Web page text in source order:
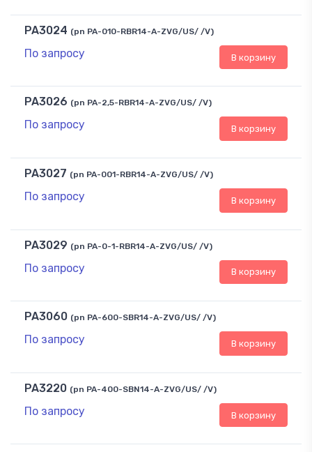
PA3024 (pn PA-010-RBR14-A-ZVG/US/ /V)
По запросу В корзину
PA3026 (pn PA-2,5-RBR14-A-ZVG/US/ /V)
По запросу В корзину
PA3027 (pn PA-001-RBR14-A-ZVG/US/ /V)
По запросу В корзину
PA3029 (pn PA-0-1-RBR14-A-ZVG/US/ /V)
По запросу В корзину
PA3060 (pn PA-600-SBR14-A-ZVG/US/ /V)
По запросу В корзину
PA3220 (pn PA-400-SBN14-A-ZVG/US/ /V)
По запросу В корзину